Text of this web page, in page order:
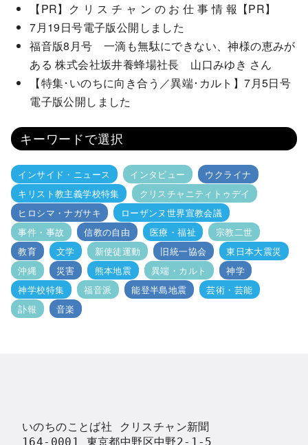
【PR】ク リ ス チ ャ ン の お 仕 事 情 報【PR】
7月19日号電子版公開しました
福音版8月号 一滴も無駄にできない、神様の恵みが
ある 株式会社坂井養蜂場社長 山口みゆき さん
【特集･いのちに向き合う／異端･カルト】7月5日号
電子版公開しました
キーワードで選択
インサイド・ニュース インタビュー
ウクライナ
キリスト教主義学校特集
クリスチャニティトゥデイ
ヒロシマ・ナガサキ
ローザンヌ世界宣教会議
事件・事故
信教の自由 医療・福祉
宗教二世
教育
文学 新使徒運動 旧統一協会
東日本大震災
沖縄
災害 熊本地震 異端・カルト
神学
神学校特集
福音派 能登半島地震
芸術・芸能
訃報
音楽
いのちのことば社 クリスチャン新聞
164-0001 東京都中野区中野2-1-5